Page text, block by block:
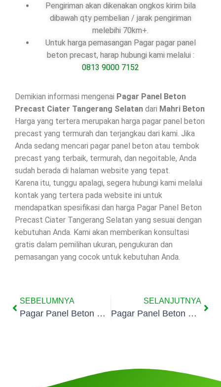
Pengiriman akan dikenakan ongkos kirim bila
dibawah qty pembelian / jarak pengiriman
melebihi 70km+.
Untuk harga pemasangan Pagar pagar panel
beton precast, harap hubungi kami melalui :
0813 9000 7152
Demikian informasi mengenai Pagar Panel Beton
Precast Ciater Tangerang Selatan dari Mahri Beton
Harga yang tertera merupakan harga pagar panel beton
precast yang termurah dan terjangkau dari kami. Jika
Anda sedang mencari pagar panel beton atau tembok
precast yang terbaik, termurah, dan negoitable, Anda
sudah berada di halaman website yang tepat.
Karena itu, tunggu apalagi, segera hubungi kami melalui
kontak yang tertera pada website ini untuk
mendapatkan spesifikasi dan harga Pagar Panel Beton
Precast Ciater Tangerang Selatan yang sesuai dengan
kebutuhan Anda. Kami akan memberikan konsultasi
gratis dalam pemilihan ukuran, pengukuran dan
pemasangan yang cocok untuk kebutuhan Anda.
SEBELUMNYA
Pagar Panel Beton Precast Buaran Tangerang Selatan
SELANJUTNYA
Pagar Panel Beton Precast Cilenggang Tangerang Selatan